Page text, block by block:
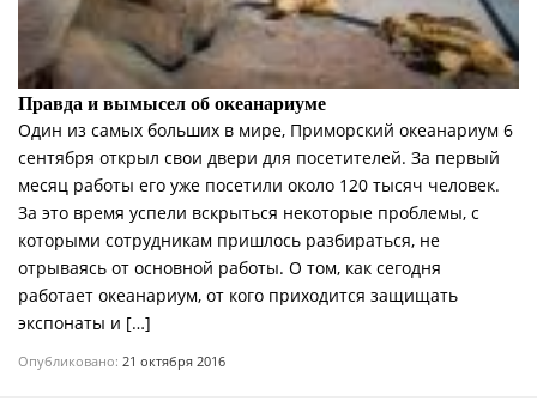
Правда и вымысел об океанариуме
Один из самых больших в мире, Приморский океанариум 6
сентября открыл свои двери для посетителей. За первый
месяц работы его уже посетили около 120 тысяч человек.
За это время успели вскрыться некоторые проблемы, с
которыми сотрудникам пришлось разбираться, не
отрываясь от основной работы. О том, как сегодня
работает океанариум, от кого приходится защищать
экспонаты и […]
Опубликовано: 21 октября 2016